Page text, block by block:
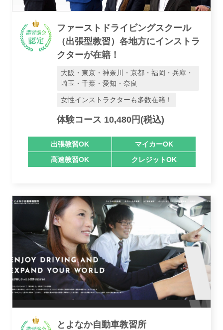
運営会社
業者様登録はこちら
ファーストドライビングスクール
（出張型教習）各地方にインストラ
クターが在籍！
大阪・東京・神奈川・京都・福岡・兵庫・
埼玉・千葉・愛知・奈良
女性インストラクターも多数在籍！
体験コース 10,480円(税込)
出張教習OK
マイカーOK
高速教習OK
クレジットOK
とよなか自動車教習所